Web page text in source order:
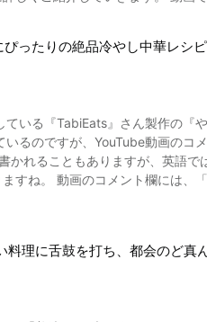
てくるりと巻き上げましょう。
コツさえおさえれば誰でも簡単に作
煮などの変わり種の具材を使っ
ったりの絶品冷やし中華レシ
いる『TabiEats』さん製作の『
前は地元の日
が、実は日本発祥の料理なので
日本のざるそばをヒントに生みだ
理に舌鼓を打ち、都会のど真